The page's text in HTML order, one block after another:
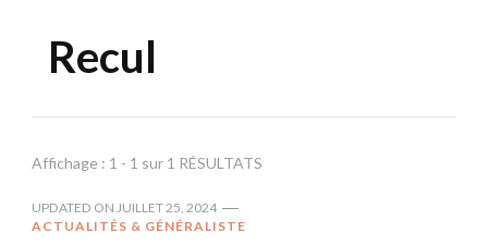
Recul
Affichage : 1 - 1 sur 1 RÉSULTATS
UPDATED ON JUILLET 25, 2024
ACTUALITÉS & GÉNÉRALISTE